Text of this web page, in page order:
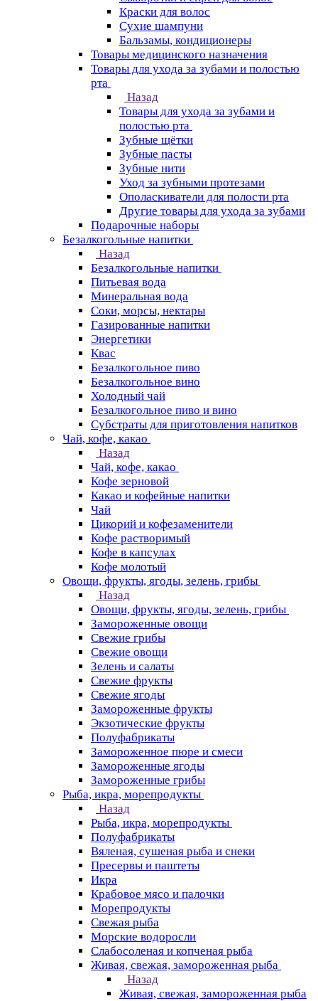
Краски для волос
Сухие шампуни
Бальзамы, кондиционеры
Товары медицинского назначения
Товары для ухода за зубами и полостью
рта
Назад
Товары для ухода за зубами и
полостью рта
Зубные щётки
Зубные пасты
Зубные нити
Уход за зубными протезами
Ополаскиватели для полости рта
Другие товары для ухода за зубами
Подарочные наборы
Безалкогольные напитки
Назад
Безалкогольные напитки
Питьевая вода
Минеральная вода
Соки, морсы, нектары
Газированные напитки
Энергетики
Квас
Безалкогольное пиво
Безалкогольное вино
Холодный чай
Безалкогольное пиво и вино
Субстраты для приготовления напитков
Чай, кофе, какао
Назад
Чай, кофе, какао
Кофе зерновой
Какао и кофейные напитки
Чай
Цикорий и кофезаменители
Кофе растворимый
Кофе в капсулах
Кофе молотый
Овощи, фрукты, ягоды, зелень, грибы
Назад
Овощи, фрукты, ягоды, зелень, грибы
Замороженные овощи
Свежие грибы
Свежие овощи
Зелень и салаты
Свежие фрукты
Свежие ягоды
Замороженные фрукты
Экзотические фрукты
Полуфабрикаты
Замороженное пюре и смеси
Замороженные ягоды
Замороженные грибы
Рыба, икра, морепродукты
Назад
Рыба, икра, морепродукты
Полуфабрикаты
Вяленая, сушеная рыба и снеки
Пресервы и паштеты
Икра
Крабовое мясо и палочки
Морепродукты
Свежая рыба
Морские водоросли
Слабосоленая и копченая рыба
Живая, свежая, замороженная рыба
Назад
Живая, свежая, замороженная рыба